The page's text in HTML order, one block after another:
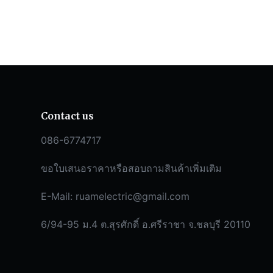
Contact us
086-6774717
ขอใบเสนอราคาหรือสอบถามสินค้าเพิ่มเติม
E-Mail: ruamelectric@gmail.com
6/94-95 ม.4 ต.สุรศักดิ์ อ.ศรีราชา จ.ชลบุรี 20110